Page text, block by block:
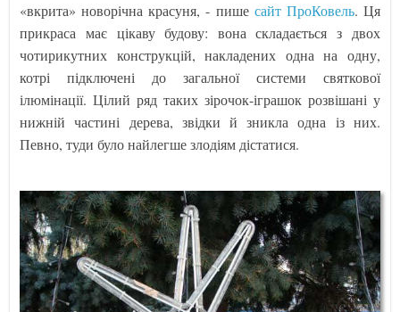
«вкрита» новорічна красуня, - пише сайт ПроКовель. Ця
прикраса має цікаву будову: вона складається з двох
чотирикутних конструкцій, накладених одна на одну,
котрі підключені до загальної системи святкової
ілюмінації. Цілий ряд таких зірочок-іграшок розвішані у
нижній частині дерева, звідки й зникла одна із них.
Певно, туди було найлегше злодіям дістатися.